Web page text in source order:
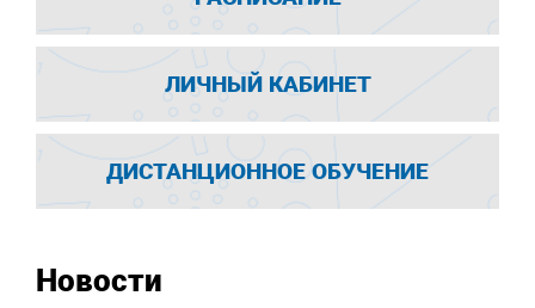
ЛИЧНЫЙ КАБИНЕТ
ДИСТАНЦИОННОЕ ОБУЧЕНИЕ
Новости